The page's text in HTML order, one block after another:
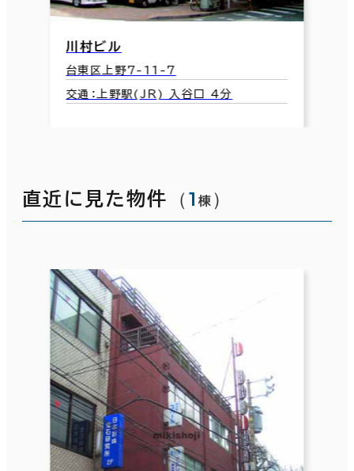
川村ビル
台東区上野7-11-7
交通：上野駅(JR) 入谷口 4分
直近に見た物件 （1 棟 ）